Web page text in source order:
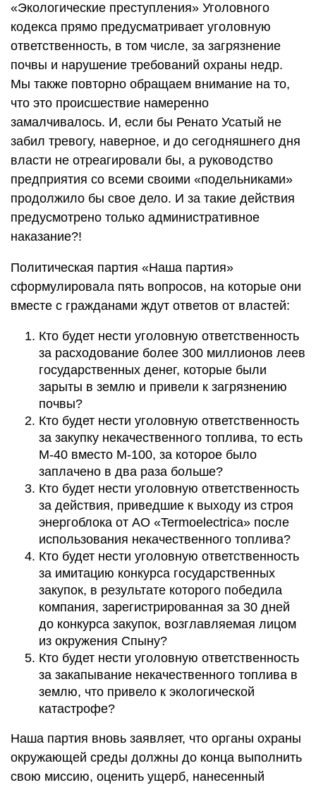
«Экологические преступления» Уголовного
кодекса прямо предусматривает уголовную
ответственность, в том числе, за загрязнение
почвы и нарушение требований охраны недр.
Мы также повторно обращаем внимание на то,
что это происшествие намеренно
замалчивалось. И, если бы Ренато Усатый не
забил тревогу, наверное, и до сегодняшнего дня
власти не отреагировали бы, а руководство
предприятия со всеми своими «подельниками»
продолжило бы свое дело. И за такие действия
предусмотрено только административное
наказание?!
Политическая партия «Наша партия»
сформулировала пять вопросов, на которые они
вместе с гражданами ждут ответов от властей:
Кто будет нести уголовную ответственность
за расходование более 300 миллионов леев
государственных денег, которые были
зарыты в землю и привели к загрязнению
почвы?
Кто будет нести уголовную ответственность
за закупку некачественного топлива, то есть
М-40 вместо М-100, за которое было
заплачено в два раза больше?
Кто будет нести уголовную ответственность
за действия, приведшие к выходу из строя
энергоблока от АО «Termoelectrica» после
использования некачественного топлива?
Кто будет нести уголовную ответственность
за имитацию конкурса государственных
закупок, в результате которого победила
компания, зарегистрированная за 30 дней
до конкурса закупок, возглавляемая лицом
из окружения Спыну?
Кто будет нести уголовную ответственность
за закапывание некачественного топлива в
землю, что привело к экологической
катастрофе?
Наша партия вновь заявляет, что органы охраны
окружающей среды должны до конца выполнить
свою миссию, оценить ущерб, нанесенный